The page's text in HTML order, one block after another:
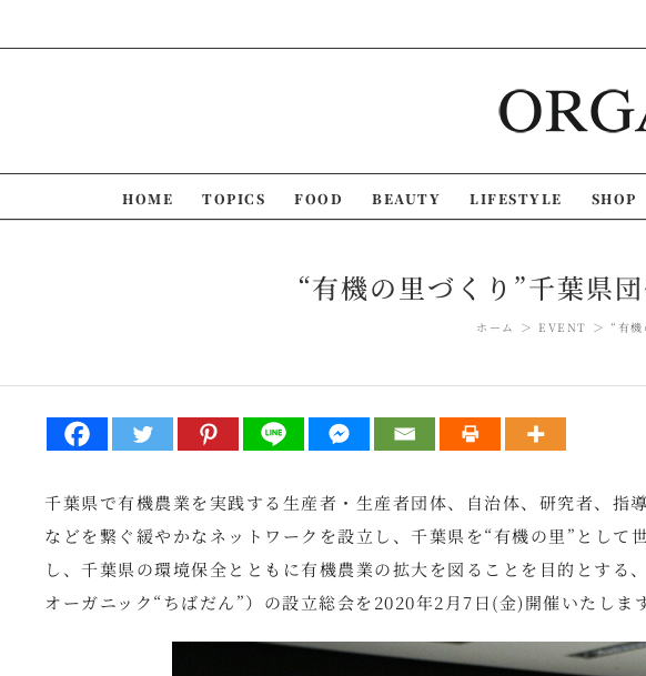
to
HOME TOPICS FOOD BEAUTY LIFESTYLE SHOP
“有機の里づくり”千葉県
ホーム EVENT “有
千葉県で有機農業を実践する生産者・生産者団体、自治体、研究者、指
などを繋ぐ緩やかなネットワークを設立し、千葉県を“有機の里”として
し、千葉県の環境保全とともに有機農業の拡大を図ることを目的とする
オーガニック“ちばだん”）の設立総会を2020年2月7日(金)開催いたしま